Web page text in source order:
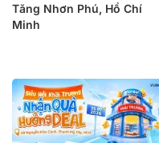
Tăng Nhơn Phú, Hồ Chí
Minh